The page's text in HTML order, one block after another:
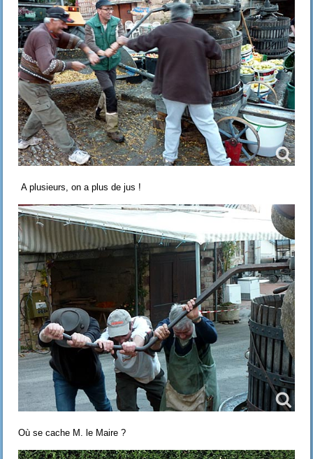
A plusieurs, on a plus de jus !
Où se cache M. le Maire ?